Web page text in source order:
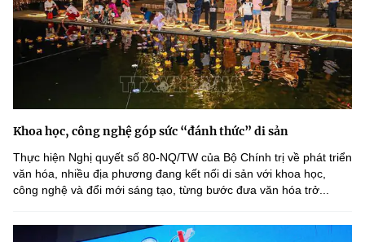
Khoa học, công nghệ góp sức “đánh thức” di sản
Thực hiện Nghị quyết số 80-NQ/TW của Bộ Chính trị về phát triển
văn hóa, nhiều địa phương đang kết nối di sản với khoa học,
công nghệ và đổi mới sáng tạo, từng bước đưa văn hóa trở...